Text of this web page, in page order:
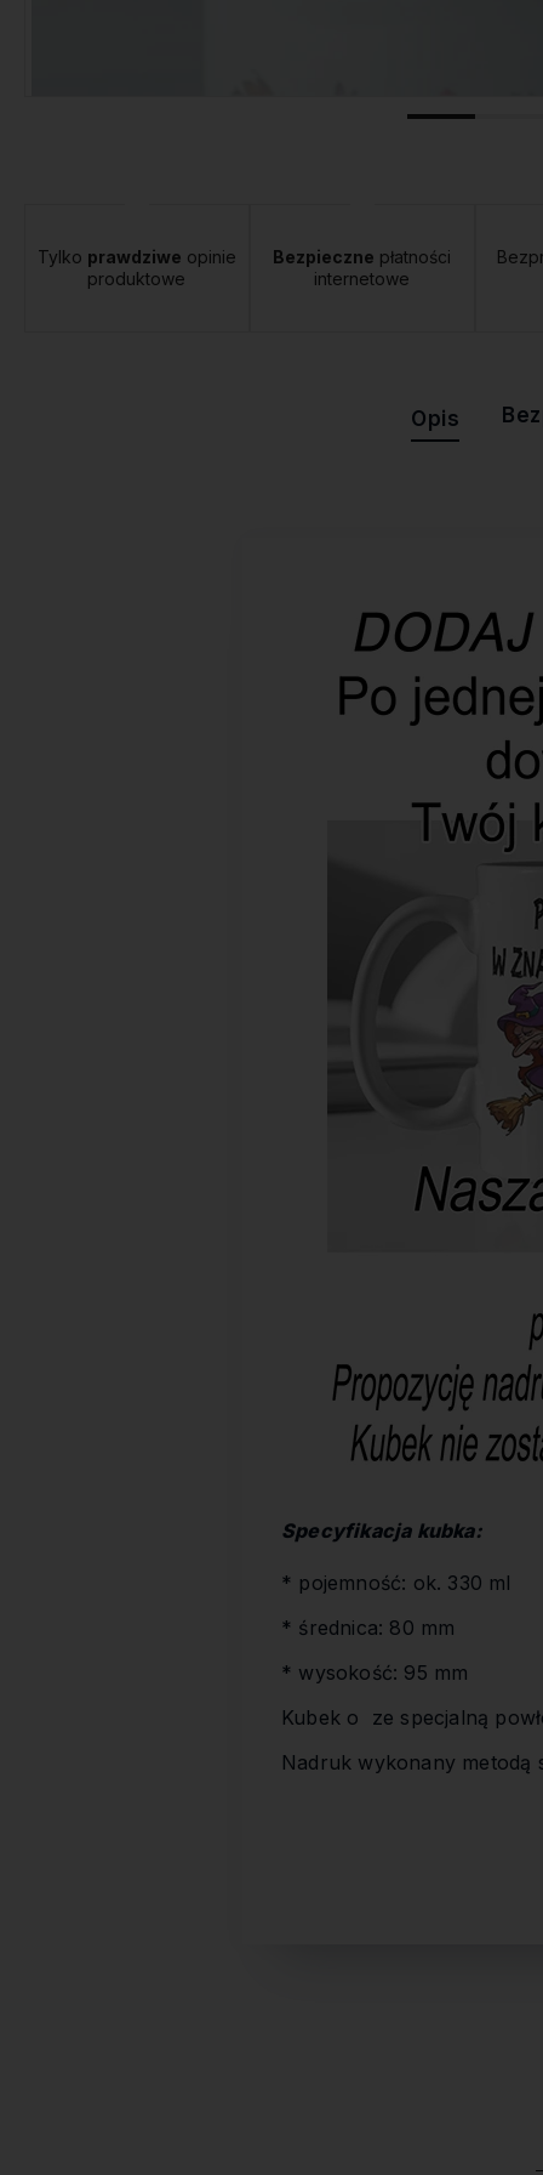
Tylko prawdziwe opinie
produktowe
Bezpieczne płatności
internetowe
Opis
Specyfikacja kubka:
* pojemność: ok. 330 ml
* średnica: 80 mm
* wysokość: 95 mm
Kubek o ze specjalną
Nadruk wykonany metodą